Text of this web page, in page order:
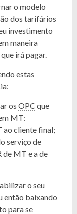
o modelo
dos tarifários
investimento
maneira
irá pagar.
estas
os OPC que
MT:
ao cliente final;
serviço de
de MT e a de
o seu
então baixando
para se